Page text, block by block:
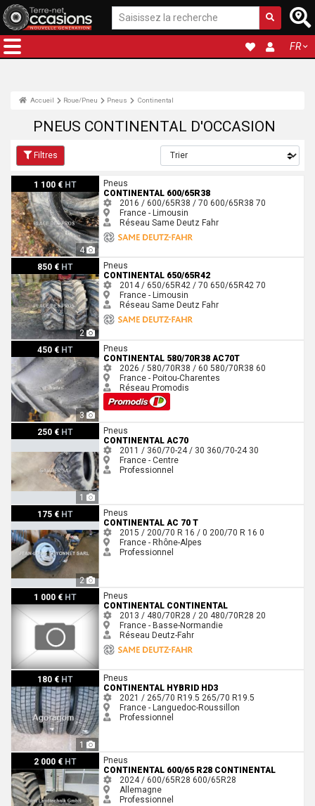
FR
Accueil Roue/Pneu Pneus Continental
PNEUS CONTINENTAL D'OCCASION
Filtres
1 100 € HT
4
Continental 600/65R38
Pneus
CONTINENTAL 600/65R38
2016 / 600/65R38 / 70 600/65R38 70
France - Limousin
Réseau Same Deutz Fahr
850 € HT
2
Continental 650/65R42
Pneus
CONTINENTAL 650/65R42
2014 / 650/65R42 / 70 650/65R42 70
France - Limousin
Réseau Same Deutz Fahr
450 € HT
3
Continental 580/70R38 AC70T
Pneus
CONTINENTAL 580/70R38 AC70T
2026 / 580/70R38 / 60 580/70R38 60
France - Poitou-Charentes
Réseau Promodis
250 € HT
1
Continental ac70
Pneus
CONTINENTAL AC70
2011 / 360/70-24 / 30 360/70-24 30
France - Centre
Professionnel
175 € HT
2
Continental AC 70 T
Pneus
CONTINENTAL AC 70 T
2015 / 200/70 R 16 / 0 200/70 R 16 0
France - Rhône-Alpes
Professionnel
1 000 € HT
Continental continental Pneus
CONTINENTAL CONTINENTAL
2013 / 480/70R28 / 20 480/70R28 20
France - Basse-Normandie
Réseau Deutz-Fahr
180 € HT
1
Continental HYBRID HD3Pneus
CONTINENTAL HYBRID HD3
2021 / 265/70 R19.5 265/70 R19.5
France - Languedoc-Roussillon
Professionnel
2 000 € HT
Continental 600/65 R28 Continental
Pneus
CONTINENTAL 600/65 R28 CONTINENTAL
2024 / 600/65R28 600/65R28
Allemagne
Professionnel